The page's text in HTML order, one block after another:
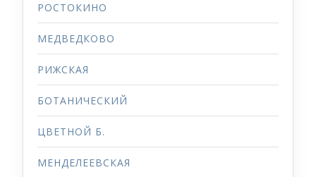
РОСТОКИНО
МЕДВЕДКОВО
РИЖСКАЯ
БОТАНИЧЕСКИЙ
ЦВЕТНОЙ Б.
МЕНДЕЛЕЕВСКАЯ